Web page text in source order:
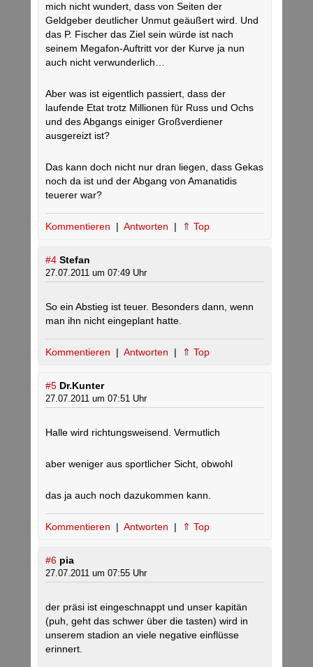
mich nicht wundert, dass von Seiten der
Geldgeber deutlicher Unmut geäußert wird. Und
das P. Fischer das Ziel sein würde ist nach
seinem Megafon-Auftritt vor der Kurve ja nun
auch nicht verwunderlich…
Aber was ist eigentlich passiert, dass der
laufende Etat trotz Millionen für Russ und Ochs
und des Abgangs einiger Großverdiener
ausgereizt ist?
Das kann doch nicht nur dran liegen, dass Gekas
noch da ist und der Abgang von Amanatidis
teuerer war?
Kommentieren | Antworten | ⇑ Top
#4 Stefan
27.07.2011 um 07:49 Uhr
So ein Abstieg ist teuer. Besonders dann, wenn
man ihn nicht eingeplant hatte.
Kommentieren | Antworten | ⇑ Top
#5 Dr.Kunter
27.07.2011 um 07:51 Uhr
Halle wird richtungsweisend. Vermutlich
aber weniger aus sportlicher Sicht, obwohl
das ja auch noch dazukommen kann.
Kommentieren | Antworten | ⇑ Top
#6 pia
27.07.2011 um 07:55 Uhr
der präsi ist eingeschnappt und unser kapitän
(puh, geht das schwer über die tasten) wird in
unserem stadion an viele negative einflüsse
erinnert.